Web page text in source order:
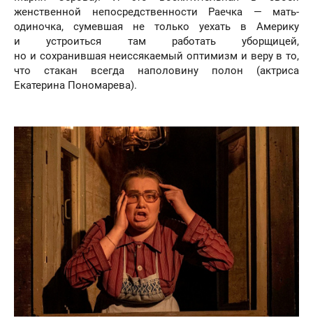
женственной непосредственности Раечка — мать-
одиночка, сумевшая не только уехать в Америку
и устроиться там работать уборщицей,
но и сохранившая неиссякаемый оптимизм и веру в то,
что стакан всегда наполовину полон (актриса
Екатерина Пономарева).